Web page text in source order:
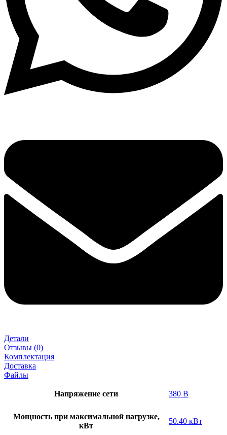
Детали
Отзывы (0)
Комплектация
Доставка
Файлы
Напряжение сети 380 В
Мощность при максимальной нагрузке,
кВт
50.40 кВт